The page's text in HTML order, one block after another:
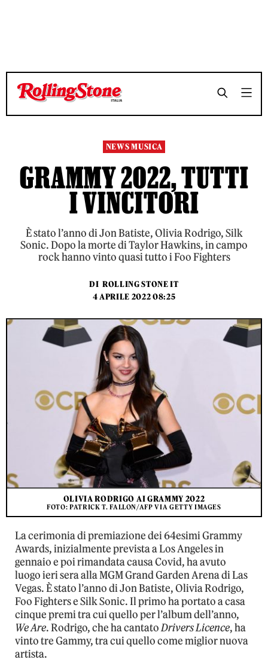
TEMPO DI LETTURA 7 MINUTI SHARE
TEMPO DI LETTURA 7 MINUTI SHARE
NEWS MUSICA
GRAMMY 2022, TUTTI
I VINCITORI
È stato l’anno di Jon Batiste, Olivia Rodrigo, Silk
Sonic. Dopo la morte di Taylor Hawkins, in campo
rock hanno vinto quasi tutto i Foo Fighters
DI ROLLING STONE IT
4 APRILE 2022 08:25
OLIVIA RODRIGO AI GRAMMY 2022
FOTO: PATRICK T. FALLON/AFP VIA GETTY IMAGES
La cerimonia di premiazione dei 64esimi Grammy
Awards, inizialmente prevista a Los Angeles in
gennaio e poi rimandata causa Covid, ha avuto
luogo ieri sera alla MGM Grand Garden Arena di Las
Vegas. È stato l’anno di Jon Batiste, Olivia Rodrigo,
Foo Fighters e Silk Sonic. Il primo ha portato a casa
cinque premi tra cui quello per l’album dell’anno,
We Are. Rodrigo, che ha cantatoDrivers Licence, ha
vinto tre Gammy, tra cui quello come miglior nuova
artista.